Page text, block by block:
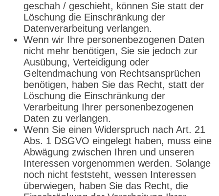
geschah / geschieht, können Sie statt der
Löschung die Einschränkung der
Datenverarbeitung verlangen.
Wenn wir Ihre personenbezogenen Daten
nicht mehr benötigen, Sie sie jedoch zur
Ausübung, Verteidigung oder
Geltendmachung von Rechtsansprüchen
benötigen, haben Sie das Recht, statt der
Löschung die Einschränkung der
Verarbeitung Ihrer personenbezogenen
Daten zu verlangen.
Wenn Sie einen Widerspruch nach Art. 21
Abs. 1 DSGVO eingelegt haben, muss eine
Abwägung zwischen Ihren und unseren
Interessen vorgenommen werden. Solange
noch nicht feststeht, wessen Interessen
überwiegen, haben Sie das Recht, die